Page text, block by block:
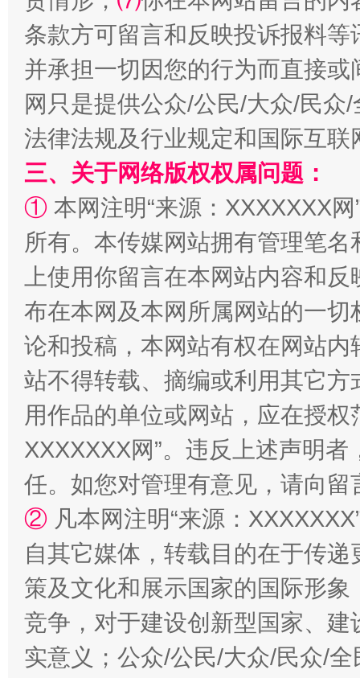
阿坝州三大球赛在茂县开幕
国家大学科技园优化重塑工作
扯下公款旅游的“隐身衣” 如何以
条款方可留言和反映投诉报料
并承担一切因您的行为而直接
网只是提供公众/公民/大众/民
法律法规及行业规定和国际互
三、关于网络版权权属问题：
① 本网注明“来源：XXXXXXX
所有。本传媒网站拥有管理笔
上使用你留言在本网站内容和
布在本网及本网所属网站的一
论和投稿，本网站有权在网站
站不得转载、摘编或利用其它
用作品的单位或网站，应在授
XXXXXXX网”。违反上述声明
任。如您对管理有意见，请向
② 凡本网注明“来源：
自其它媒体，转载目的在于传
策及文化和展示国家的国际形
竞争，对于建设创新型国家、
实意义；公众/公民/大众/民众/